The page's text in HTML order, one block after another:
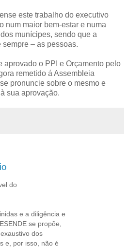
este trabalho do executivo
num maior bem-estar e numa
munícipes, sendo que a
– as pessoas.
aprovado o PPI e Orçamento pelo
remetido á Assembleia
pronuncie sobre o mesmo e
sua aprovação.
do
e a diligência e
se propõe,
dos
e, por isso, não é